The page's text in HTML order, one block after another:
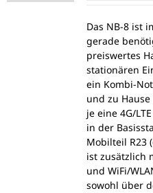
Das NB-8 ist
gerade
preiswertes
stationären
ein Kombi-
und zu
je eine 4G/
in der
Mobilteil R23
ist zusätzlich
und WiFi/
sowohl über